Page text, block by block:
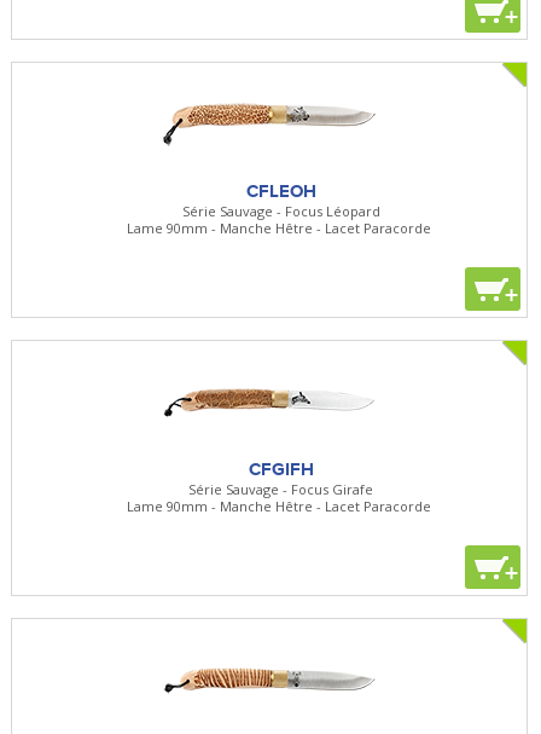
+
CFLEOH
Série Sauvage - Focus Léopard
Lame 90mm - Manche Hêtre - Lacet Paracorde
+
CFGIFH
Série Sauvage - Focus Girafe
Lame 90mm - Manche Hêtre - Lacet Paracorde
+